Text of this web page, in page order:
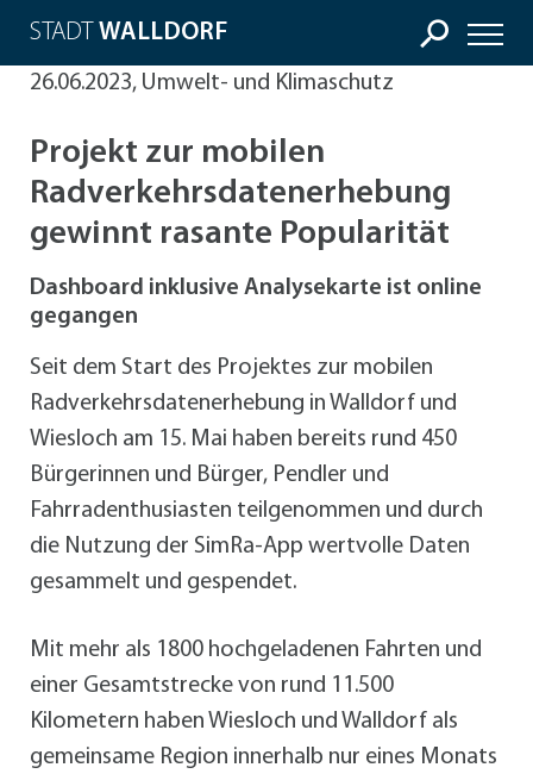
STADT WALLDORF
26.06.2023, Umwelt- und Klimaschutz
Projekt zur mobilen
Radverkehrsdatenerhebung
gewinnt rasante Popularität
Dashboard inklusive Analysekarte ist online
gegangen
Seit dem Start des Projektes zur mobilen
Radverkehrsdatenerhebung in Walldorf und
Wiesloch am 15. Mai haben bereits rund 450
Bürgerinnen und Bürger, Pendler und
Fahrradenthusiasten teilgenommen und durch
die Nutzung der SimRa-App wertvolle Daten
gesammelt und gespendet.
Mit mehr als 1800 hochgeladenen Fahrten und
einer Gesamtstrecke von rund 11.500
Kilometern haben Wiesloch und Walldorf als
gemeinsame Region innerhalb nur eines Monats